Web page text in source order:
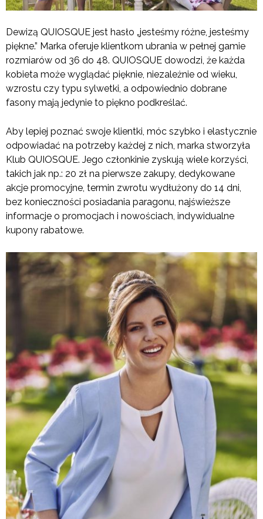
Dewizą QUIOSQUE jest hasło „jesteśmy różne, jesteśmy
piękne.” Marka oferuje klientkom ubrania w pełnej gamie
rozmiarów od 36 do 48. QUIOSQUE dowodzi, że każda
kobieta może wyglądać pięknie, niezależnie od wieku,
wzrostu czy typu sylwetki, a odpowiednio dobrane
fasony mają jedynie to piękno podkreślać.
Aby lepiej poznać swoje klientki, móc szybko i elastycznie
odpowiadać na potrzeby każdej z nich, marka stworzyła
Klub QUIOSQUE. Jego członkinie zyskują wiele korzyści,
takich jak np.: 20 zł na pierwsze zakupy, dedykowane
akcje promocyjne, termin zwrotu wydłużony do 14 dni,
bez konieczności posiadania paragonu, najświeższe
informacje o promocjach i nowościach, indywidualne
kupony rabatowe.